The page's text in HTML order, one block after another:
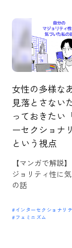
女性の多様な
見落とさない
っておきたい
ーセクショナ
という視点
【マンガで解説
ジョリティ性に
の話
#インターセクショナリ
#フェミニズム